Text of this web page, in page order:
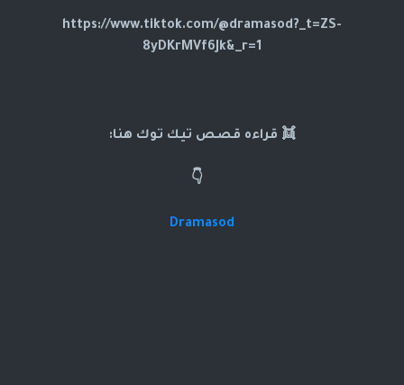
https://www.tiktok.com/@dramasod?_t=ZS-
8yDKrMVf6Jk&_r=1
👯 قراءه قصص تيك توك هنا:
👇
Dramasod